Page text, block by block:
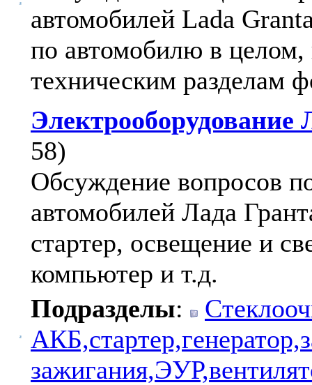
автомобилей Lada
по автомобилю в
техническим разделам
Электрооборудование
58)
Обсуждение вопросов
автомобилей Лада
стартер, освещение и
компьютер и т.д.
Подразделы: